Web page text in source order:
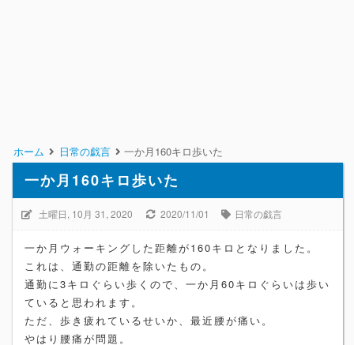
ホーム 日常の戯言 一か月160キロ歩いた
一か月160キロ歩いた
土曜日, 10月 31, 2020 2020/11/01 日常の戯言
一か月ウォーキングした距離が160キロとなりました。
これは、通勤の距離を除いたもの。
通勤に3キロぐらい歩くので、一か月60キロぐらいは歩い
ていると思われます。
ただ、歩き疲れているせいか、最近腰が痛い。
やはり腰痛が問題。